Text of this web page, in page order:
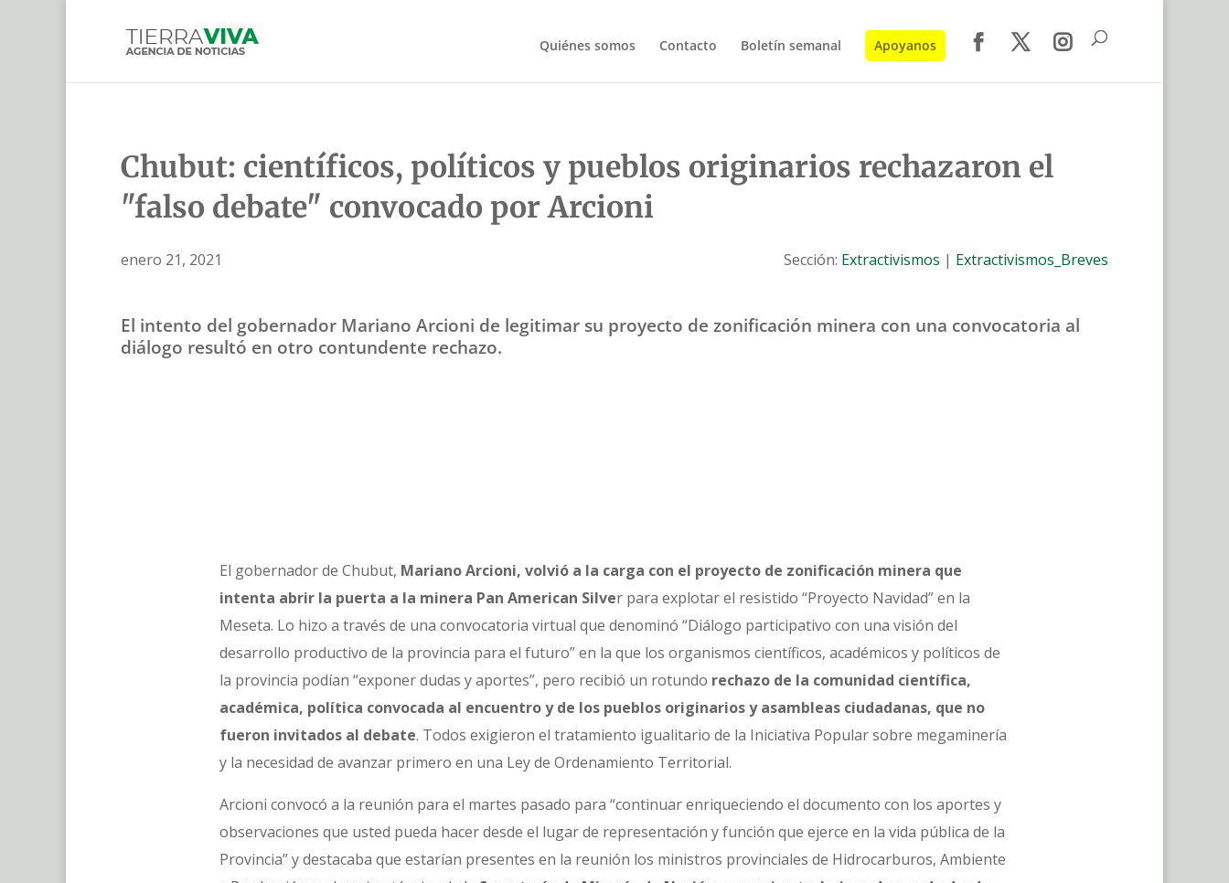
Quiénes somos Contacto Boletín semanal Apoyanos
Chubut: científicos, políticos y pueblos originarios rechazaron el
"falso debate" convocado por Arcioni
enero 21, 2021 Sección: Extractivismos | Extractivismos_Breves
El intento del gobernador Mariano Arcioni de legitimar su proyecto de zonificación minera con una convocatoria al
diálogo resultó en otro contundente rechazo.
El gobernador de Chubut, Mariano Arcioni, volvió a la carga con el proyecto de zonificación minera que
intenta abrir la puerta a la minera Pan American Silver para explotar el resistido “Proyecto Navidad” en la
Meseta. Lo hizo a través de una convocatoria virtual que denominó “Diálogo participativo con una visión del
desarrollo productivo de la provincia para el futuro” en la que los organismos científicos, académicos y políticos de
la provincia podían “exponer dudas y aportes”, pero recibió un rotundo rechazo de la comunidad científica,
académica, política convocada al encuentro y de los pueblos originarios y asambleas ciudadanas, que no
fueron invitados al debate. Todos exigieron el tratamiento igualitario de la Iniciativa Popular sobre megaminería
y la necesidad de avanzar primero en una Ley de Ordenamiento Territorial.
Arcioni convocó a la reunión para el martes pasado para “continuar enriqueciendo el documento con los aportes y
observaciones que usted pueda hacer desde el lugar de representación y función que ejerce en la vida pública de la
Provincia” y destacaba que estarían presentes en la reunión los ministros provinciales de Hidrocarburos, Ambiente